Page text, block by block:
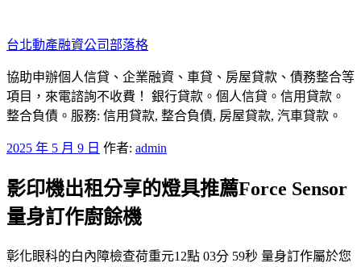
至
主
要
內
容
台北動產融資公司部落格
協助申辦個人信貸、企業融資、車貸、房屋貸款、債務整合等
項目，來電諮詢不收費！ 銀行貸款。個人信貸。信用貸款。
整合負債。服務: 信用貸款, 整合負債, 房屋貸款, 汽車貸款。
發
於
2025 年 5 月 9 日 作者: admin
影印機出租分享的燈具推薦Force Sensor
量身訂作廚餘機
彰化眼科的白內障檢查荷重元12點 03分 59秒 量身訂作屬於您